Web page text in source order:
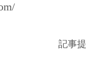
記事